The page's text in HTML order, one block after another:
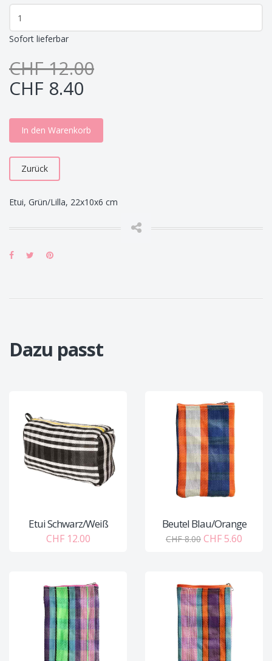
Sofort lieferbar
CHF 12.00
CHF 8.40
In den Warenkorb
Zurück
Etui, Grün/Lilla, 22x10x6 cm
Dazu passt
Etui Schwarz/Weiß
CHF 12.00
Beutel Blau/Orange
CHF 8.00 CHF 5.60